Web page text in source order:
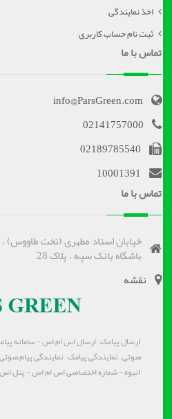
اخذ نمایندگی
ثبت نام حساب کاربری
تماس با ما
info@ParsGreen.com
02141757000
02189785540
10001391
تماس با ما
خیابان استاد مطهری (تخت طاووس) ،
باشگاه بانک سپه ، پلاک 28
نقشه
ارسال پیامک – ارسال اس ام اس - سامانه پیامک
صوتی – نمایندگی پیامک – نمایندگی پیام
انبوه - شماره اختصاصی اس ام اس - پنل اس